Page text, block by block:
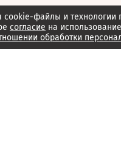
cookie-файлы и
согласие на
обработки